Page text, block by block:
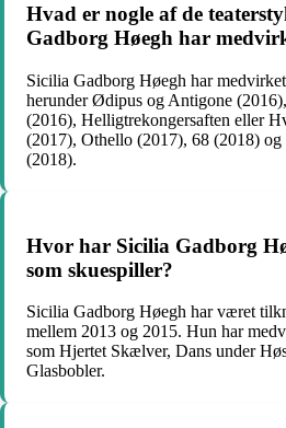
Hvad er nogle af de
Gadborg Høegh har
Sicilia Gadborg Høegh har
herunder Ødipus og Antigone
(2016), Helligtrekongersaften eller
(2017), Othello (2017), 68 (2018)
(2018).
Hvor har Sicilia Gadborg
som skuespiller?
Sicilia Gadborg Høegh har været
mellem 2013 og 2015. Hun har
som Hjertet Skælver, Dans under
Glasbobler.